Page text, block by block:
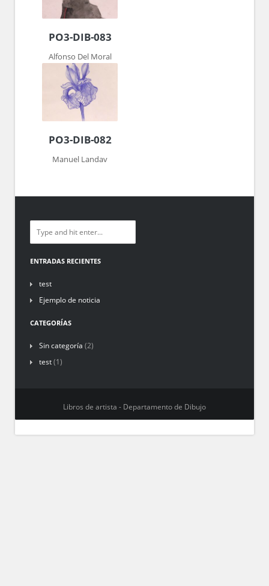
PO3-DIB-083
Alfonso Del Moral
PO3-DIB-082
Manuel Landav
ENTRADAS RECIENTES
test
Ejemplo de noticia
CATEGORÍAS
Sin categoría (2)
test(1)
Libros de artista - Departamento de Dibujo